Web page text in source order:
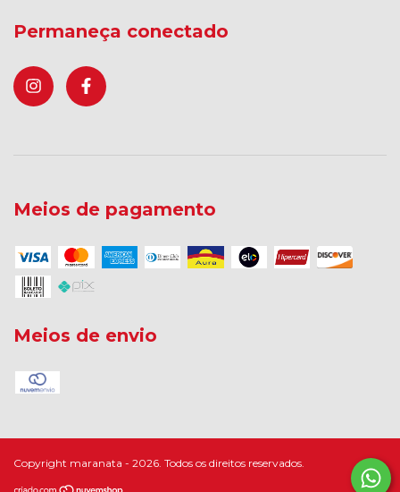
Permaneça conectado
Meios de pagamento
Meios de envio
Copyright maranata - 2026. Todos os direitos reservados.